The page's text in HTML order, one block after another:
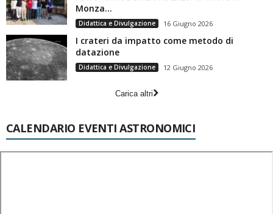
Monza...
Didattica e Divulgazione 16 Giugno 2026
I crateri da impatto come metodo di
datazione
Didattica e Divulgazione 12 Giugno 2026
Carica altri
CALENDARIO EVENTI ASTRONOMICI